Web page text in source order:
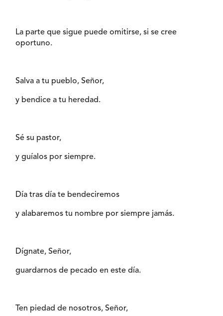
La parte que sigue puede omitirse, si se cree
oportuno.
Salva a tu pueblo, Señor,
y bendice a tu heredad.
Sé su pastor,
y guíalos por siempre.
Día tras día te bendeciremos
y alabaremos tu nombre por siempre jamás.
Dígnate, Señor,
guardarnos de pecado en este día.
Ten piedad de nosotros, Señor,